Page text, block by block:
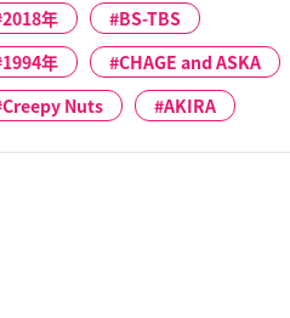
2018年
BS-TBS
1994年
CHAGE and ASKA
Creepy Nuts
AKIRA